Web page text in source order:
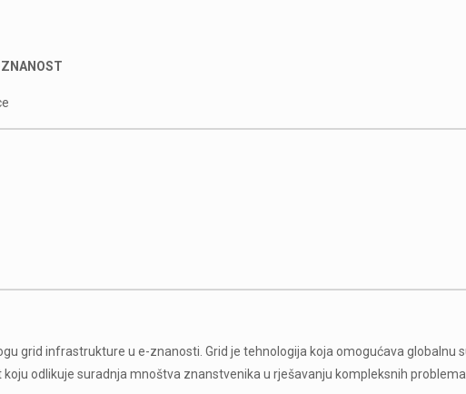
grid infrastrukture u e-znanosti. Grid je tehnologija koja omogućava
odlikuje suradnja mnoštva znanstvenika u rješavanju kompleksnih problema.